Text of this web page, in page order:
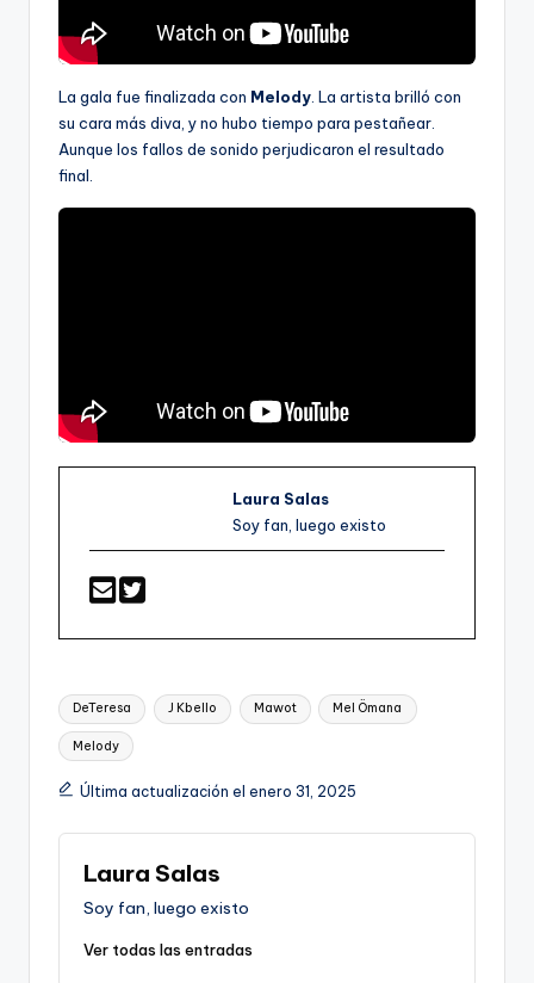
La gala fue finalizada con Melody . La artista brilló con
su cara más diva, y no hubo tiempo para pestañear.
Aunque los fallos de sonido perjudicaron el resultado
final.
Laura Salas
Soy fan, luego existo
Etiquetas:
DeTeresa J Kbello Mawot Mel Ömana
Melody
Última actualización el enero 31, 2025
Laura Salas
Soy fan, luego existo
Ver todas las entradas